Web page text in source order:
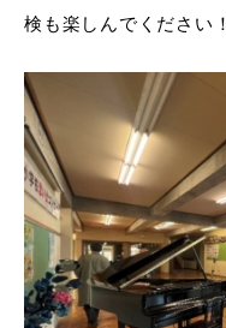
検も楽しんでください！